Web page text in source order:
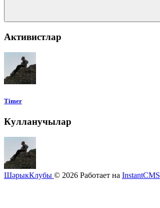
Активистлар
Timer
Кулланучылар
ШәрыкКлубы © 2026 Работает на InstantCMS